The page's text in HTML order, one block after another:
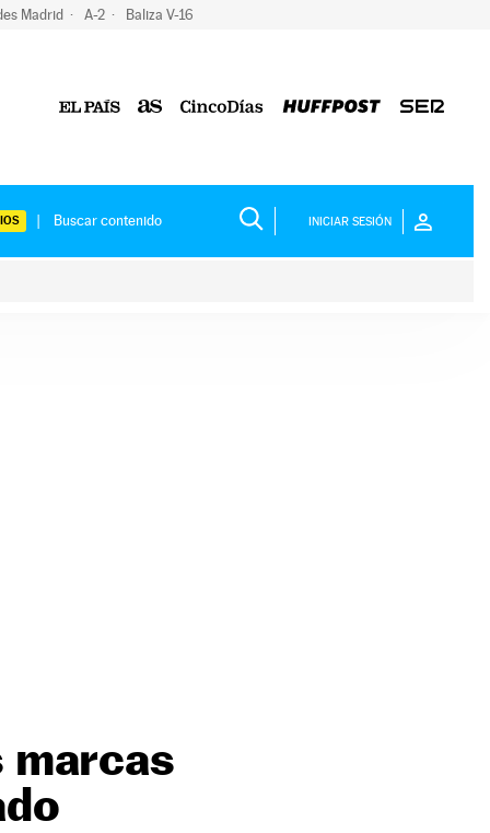
Madrid A-2 Baliza V-16
INICIAR SESIÓN
marcas